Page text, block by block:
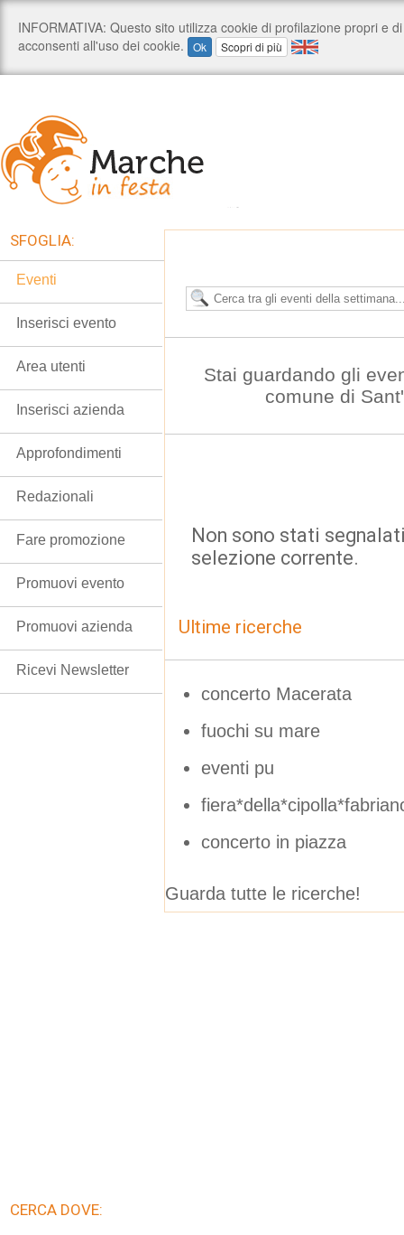
Stai guardando gli
comune di
Non sono stati
selezione corrente.
Ultime ricerche
concerto Macerata
fuochi su mare
eventi pu
concerto in piazza
Guarda tutte le ricerche!
SFOGLIA:
Eventi
Inserisci evento
Area utenti
Inserisci azienda
Approfondimenti
Redazionali
Fare promozione
Promuovi evento
Promuovi azienda
Ricevi Newsletter
CERCA DOVE: